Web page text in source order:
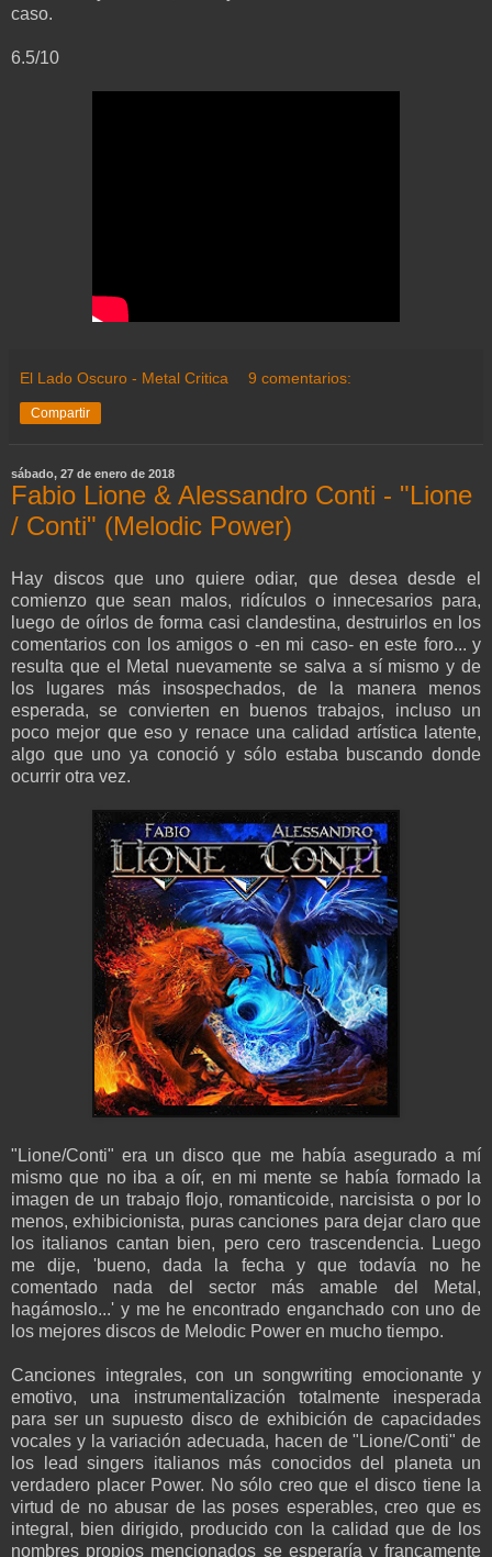
caso.
6.5/10
El Lado Oscuro - Metal Critica 9 comentarios:
Compartir
sábado, 27 de enero de 2018
Fabio Lione & Alessandro Conti - "Lione
/ Conti" (Melodic Power)
Hay discos que uno quiere odiar, que desea desde el
comienzo que sean malos, ridículos o innecesarios para,
luego de oírlos de forma casi clandestina, destruirlos en los
comentarios con los amigos o -en mi caso- en este foro... y
resulta que el Metal nuevamente se salva a sí mismo y de
los lugares más insospechados, de la manera menos
esperada, se convierten en buenos trabajos, incluso un
poco mejor que eso y renace una calidad artística latente,
algo que uno ya conoció y sólo estaba buscando donde
ocurrir otra vez.
"Lione/Conti" era un disco que me había asegurado a mí
mismo que no iba a oír, en mi mente se había formado la
imagen de un trabajo flojo, romanticoide, narcisista o por lo
menos, exhibicionista, puras canciones para dejar claro que
los italianos cantan bien, pero cero trascendencia. Luego
me dije, 'bueno, dada la fecha y que todavía no he
comentado nada del sector más amable del Metal,
hagámoslo...' y me he encontrado enganchado con uno de
los mejores discos de Melodic Power en mucho tiempo.
Canciones integrales, con un songwriting emocionante y
emotivo, una instrumentalización totalmente inesperada
para ser un supuesto disco de exhibición de capacidades
vocales y la variación adecuada, hacen de "Lione/Conti" de
los lead singers italianos más conocidos del planeta un
verdadero placer Power. No sólo creo que el disco tiene la
virtud de no abusar de las poses esperables, creo que es
integral, bien dirigido, producido con la calidad que de los
nombres propios mencionados se esperaría y francamente